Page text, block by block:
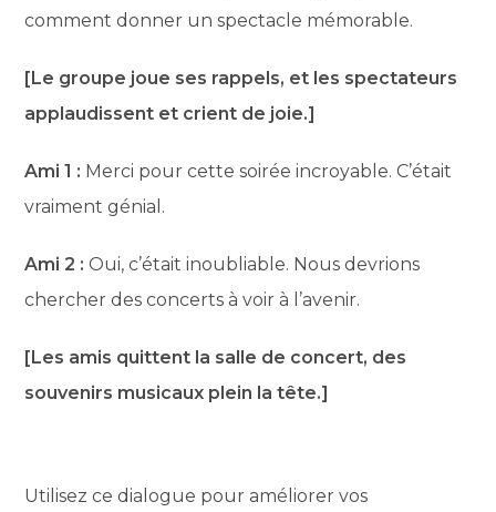
comment donner un spectacle mémorable.
[Le groupe joue ses rappels, et les spectateurs
applaudissent et crient de joie.]
Ami 1 : Merci pour cette soirée incroyable. C’était
vraiment génial.
Ami 2 : Oui, c’était inoubliable. Nous devrions
chercher des concerts à voir à l’avenir.
[Les amis quittent la salle de concert, des
souvenirs musicaux plein la tête.]
Utilisez ce dialogue pour améliorer vos